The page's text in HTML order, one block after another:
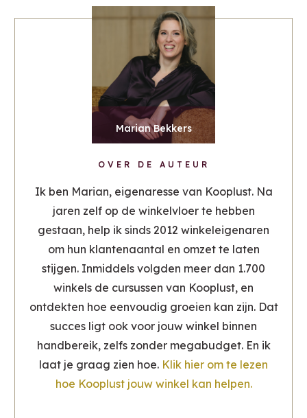
OVER DE AUTEUR
Ik ben Marian, eigenaresse van Kooplust. Na
jaren zelf op de winkelvloer te hebben
gestaan, help ik sinds 2012 winkeleigenaren
om hun klantenaantal en omzet te laten
stijgen. Inmiddels volgden meer dan 1.700
winkels de cursussen van Kooplust, en
ontdekten hoe eenvoudig groeien kan zijn. Dat
succes ligt ook voor jouw winkel binnen
handbereik, zelfs zonder megabudget. En ik
laat je graag zien hoe. Klik hier om te lezen
hoe Kooplust jouw winkel kan helpen.
Marian Bekkers